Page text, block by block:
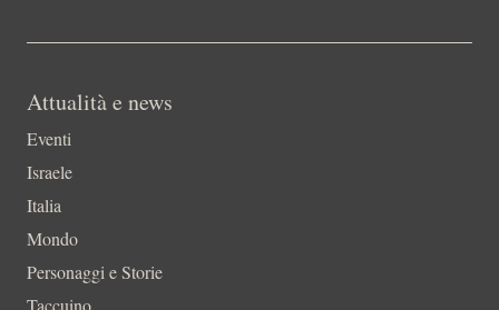
Attualità e news
Eventi
Israele
Italia
Mondo
Personaggi e Storie